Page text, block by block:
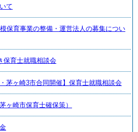
て
保育事業の整備・運営法人の募集につい
保育士就職相談会
茅ヶ崎3市合同開催】保育士就職相談会
ヶ崎市保育士確保策）